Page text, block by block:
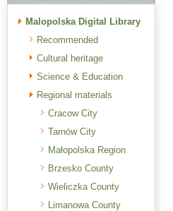
Malopolska Digital Library
Recommended
Cultural heritage
Science & Education
Regional materials
Cracow City
Tarnów City
Małopolska Region
Brzesko County
Wieliczka County
Limanowa County